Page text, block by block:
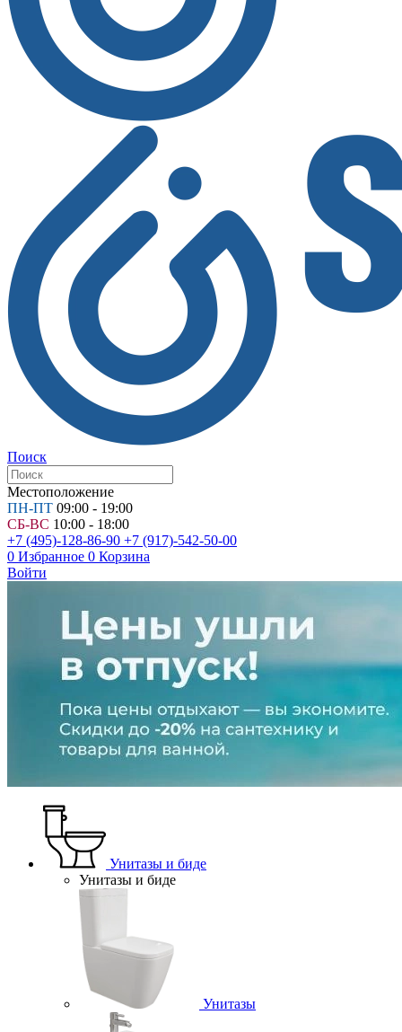
Поиск
Местоположение
ПН-ПТ 09:00 - 19:00
СБ-ВС 10:00 - 18:00
+7 (495)-128-86-90 +7 (917)-542-50-00
0 Избранное 0 Корзина
Войти
Унитазы и биде
Унитазы и биде
Унитазы